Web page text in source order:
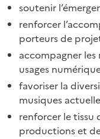
soutenir
renforcer
porteurs de
accompagner les
usages
favoriser la
musiques
renforcer le tissu
productions et